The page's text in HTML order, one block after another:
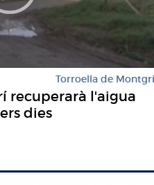
Torroella de Montgrí
recuperarà l'aigua
dies